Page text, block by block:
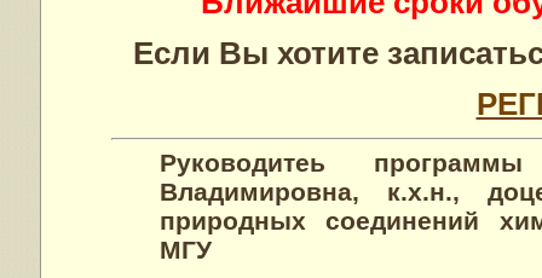
Если Вы хотите
Руководитеь
Владимировна, к.х.н.,
природных соединений
МГУ